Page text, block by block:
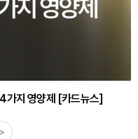
가지 영양제 [카드뉴스]